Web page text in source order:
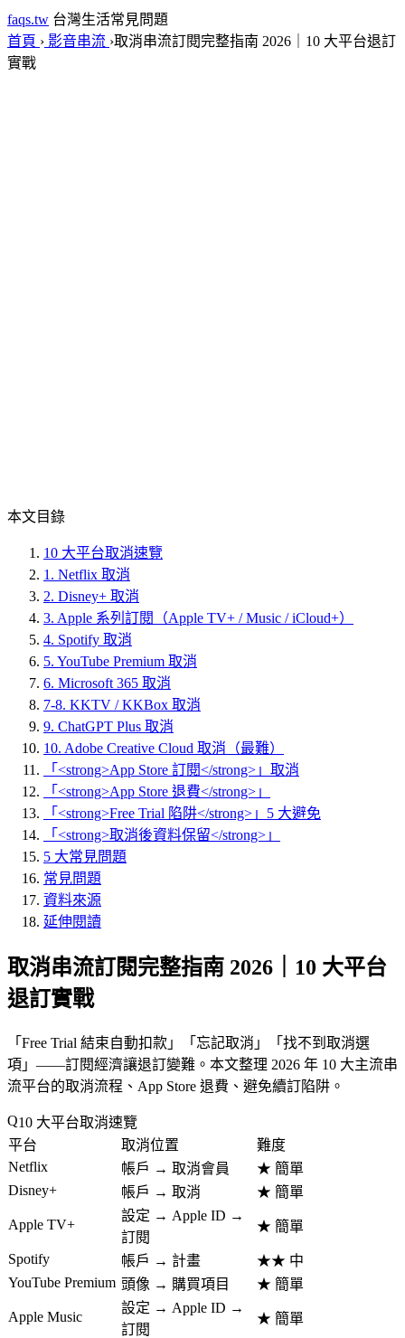
faqs.tw 台灣生活常見問題
首頁 › 影音串流 ›取消串流訂閱完整指南 2026｜10 大平台退訂
實戰
本文目錄
10 大平台取消速覽
1. Netflix 取消
2. Disney+ 取消
3. Apple 系列訂閱（Apple TV+ / Music / iCloud+）
4. Spotify 取消
5. YouTube Premium 取消
6. Microsoft 365 取消
7-8. KKTV / KKBox 取消
9. ChatGPT Plus 取消
10. Adobe Creative Cloud 取消（最難）
「<strong>App Store 訂閱</strong>」取消
「<strong>App Store 退費</strong>」
「<strong>Free Trial 陷阱</strong>」5 大避免
「<strong>取消後資料保留</strong>」
5 大常見問題
常見問題
資料來源
延伸閱讀
取消串流訂閱完整指南 2026｜10 大平台
退訂實戰
「 Free Trial 結束自動扣款 」「 忘記取消 」「 找不到取消選
項 」——訂閱經濟讓退訂變難。本文整理 2026 年 10 大主流串
流平台的取消流程、App Store 退費、避免續訂陷阱。
10 大平台取消速覽
平台
取消位置
難度
Netflix
帳戶 → 取消會員
★ 簡單
Disney+
帳戶 → 取消 ★ 簡單
Apple TV+
設定 → Apple ID →
訂閱
★ 簡單
Spotify 帳戶 → 計畫
★★ 中
YouTube Premium 頭像 → 購買項目 ★ 簡單
Apple Music
設定 → Apple ID →
訂閱
★ 簡單